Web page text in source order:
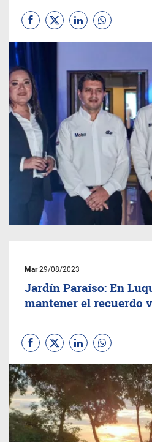
Mar29/08/2023
Jardín Paraíso: En
mantener el recuerdo